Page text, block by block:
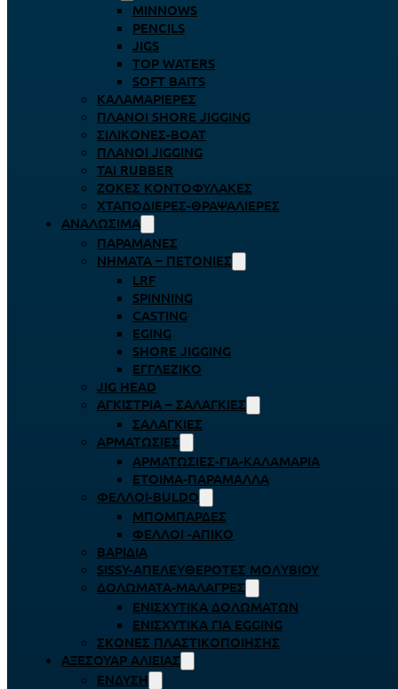
MINNOWS
PENCILS
JIGS
TOP WATERS
SOFT BAITS
ΚΑΛΑΜΑΡΙΈΡΕΣ
ΠΛΆΝΟΙ SHORE JIGGING
ΣΙΛΙΚΌΝΕΣ-BOAT
ΠΛΆΝΟΙ JIGGING
TAI RUBBER
ΖΌΚΕΣ ΚΟΝΤΟΦΎΛΑΚΕΣ
ΧΤΑΠΟΔΙΈΡΕΣ-ΘΡΑΨΑΛΙΈΡΕΣ
ΑΝΑΛΏΣΙΜΑ
ΠΑΡΑΜΆΝΕΣ
ΝΉΜΑΤΑ – ΠΕΤΟΝΙΈΣ
LRF
SPINNING
CASTING
EGING
SHORE JIGGING
ΕΓΓΛΈΖΙΚΟ
JIG HEAD
ΑΓΚΊΣΤΡΙΑ – ΣΑΛΑΓΚΙΈΣ
ΣΑΛΑΓΚΙΈΣ
ΑΡΜΑΤΩΣΙΈΣ
ΑΡΜΑΤΩΣΙΈΣ-ΓΙΑ-ΚΑΛΑΜΆΡΙΑ
ΈΤΟΙΜΑ-ΠΑΡΆΜΑΛΛΑ
ΦΕΛΛΟΊ-BULDO
ΜΠΟΜΠΆΡΔΕΣ
ΦΕΛΛΟΊ -ΑΠΊΚΟ
ΒΑΡΊΔΙΑ
SISSY-ΑΠΕΛΕΥΘΕΡΟΤΈΣ ΜΟΛΥΒΙΟΎ
ΔΟΛΏΜΑΤΑ-ΜΑΛΆΓΡΕΣ
ΕΝΙΣΧΥΤΙΚΆ ΔΟΛΩΜΆΤΩΝ
ΕΝΙΣΧΥΤΙΚΆ ΓΙΑ EGGING
ΣΚΌΝΕΣ ΠΛΑΣΤΙΚΟΠΟΊΗΣΗΣ
ΑΞΕΣΟΥΆΡ ΑΛΙΕΊΑΣ
ΈΝΔΥΣΗ